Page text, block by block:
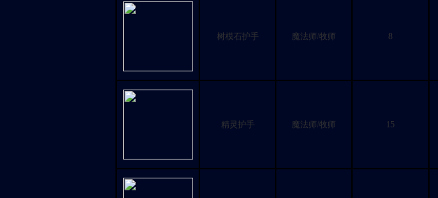
树模石护手 魔法师/牧师 8
精灵护手 魔法师/牧师 15